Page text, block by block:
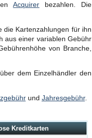
Acquirer bezahlen. Die
die Kartenzahlungen für ihn
aus einer variablen Gebühr
von Branche,
dem Einzelhändler den
und Jahresgebühr.
Kreditkarten